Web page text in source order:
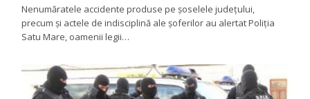
Nenumăratele accidente produse pe șoselele județului,
precum și actele de indisciplină ale șoferilor au alertat Poliția
Satu Mare, oamenii legii…